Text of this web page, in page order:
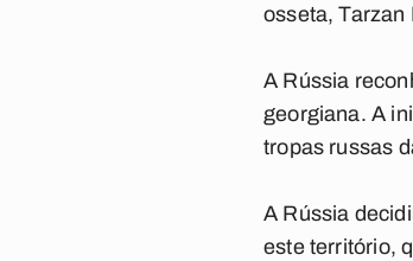
osseta, Tarzan
A Rússia
georgiana. A
tropas russas
A Rússia
este território,